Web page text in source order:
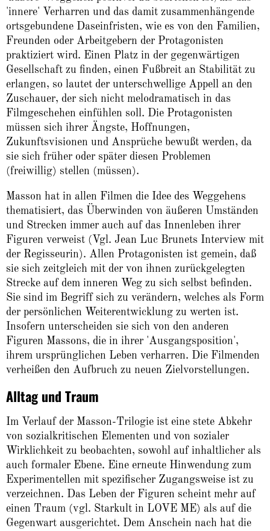
'innere' Verharren und das damit zusammenhängende
ortsgebundene Daseinfristen, wie es von den Familien,
Freunden oder Arbeitgebern der Protagonisten
praktiziert wird. Einen Platz in der gegenwärtigen
Gesellschaft zu finden, einen Fußbreit an Stabilität zu
erlangen, so lautet der unterschwellige Appell an den
Zuschauer, der sich nicht melodramatisch in das
Filmgeschehen einfühlen soll. Die Protagonisten
müssen sich ihrer Ängste, Hoffnungen,
Zukunftsvisionen und Ansprüche bewußt werden, da
sie sich früher oder später diesen Problemen
(freiwillig) stellen (müssen).
Masson hat in allen Filmen die Idee des Weggehens
thematisiert, das Überwinden von äußeren Umständen
und Strecken immer auch auf das Innenleben ihrer
Figuren verweist (Vgl. Jean Luc Brunets Interview mit
der Regisseurin). Allen Protagonisten ist gemein, daß
sie sich zeitgleich mit der von ihnen zurückgelegten
Strecke auf dem inneren Weg zu sich selbst befinden.
Sie sind im Begriff sich zu verändern, welches als Form
der persönlichen Weiterentwicklung zu werten ist.
Insofern unterscheiden sie sich von den anderen
Figuren Massons, die in ihrer 'Ausgangsposition',
ihrem ursprünglichen Leben verharren. Die Filmenden
verheißen den Aufbruch zu neuen Zielvorstellungen.
Alltag und Traum
Im Verlauf der Masson-Trilogie ist eine stete Abkehr
von sozialkritischen Elementen und von sozialer
Wirklichkeit zu beobachten, sowohl auf inhaltlicher als
auch formaler Ebene. Eine erneute Hinwendung zum
Experimentellen mit spezifischer Zugangsweise ist zu
verzeichnen. Das Leben der Figuren scheint mehr auf
einen Traum (vgl. Starkult in LOVE ME) als auf die
Gegenwart ausgerichtet. Dem Anschein nach hat die